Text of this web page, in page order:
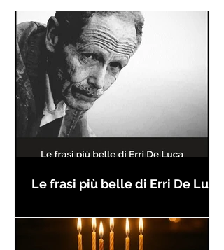
Le frasi più belle di Erri De Luca